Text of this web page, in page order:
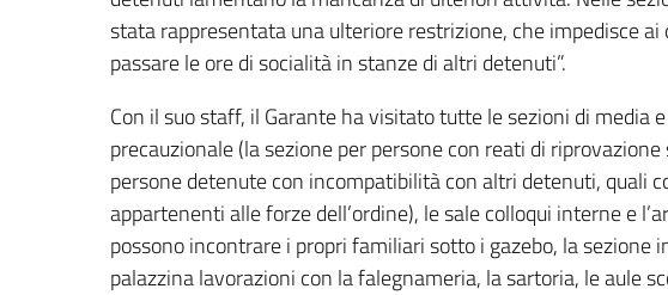
stata rappresentata una ulteriore restrizione, che impedisce
passare le ore di socialità in stanze di altri detenuti”.
Con il suo staff, il Garante ha visitato tutte le sezioni di media
precauzionale (la sezione per persone con reati di
persone detenute con incompatibilità con altri detenuti, quali
appartenenti alle forze dell’ordine), le sale colloqui interne e
possono incontrare i propri familiari sotto i gazebo, la sezione
palazzina lavorazioni con la falegnameria, la sartoria, le aule